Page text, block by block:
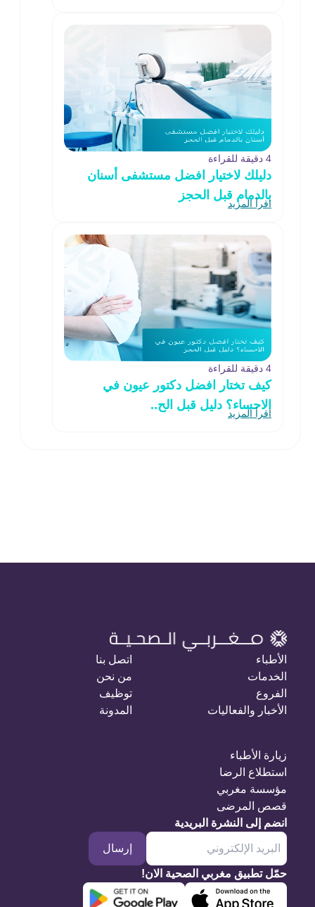
4 دقيقة للقراءة
دليلك لاختيار افضل مستشفى أسنان
بالدمام قبل الحجز
اقرأ المزيد
4 دقيقة للقراءة
كيف تختار افضل دكتور عيون في
الاحساء؟ دليل قبل الح..
اقرأ المزيد
الأطباء
الخدمات
الفروع
الأخبار والفعاليات
اتصل بنا
من نحن
توظيف
المدونة
زيارة الأطباء
استطلاع الرضا
مؤسسة مغربي
قصص المرضى
انضم إلى النشرة البريدية
إرسال
حمّل تطبيق مغربي الصحية الان!